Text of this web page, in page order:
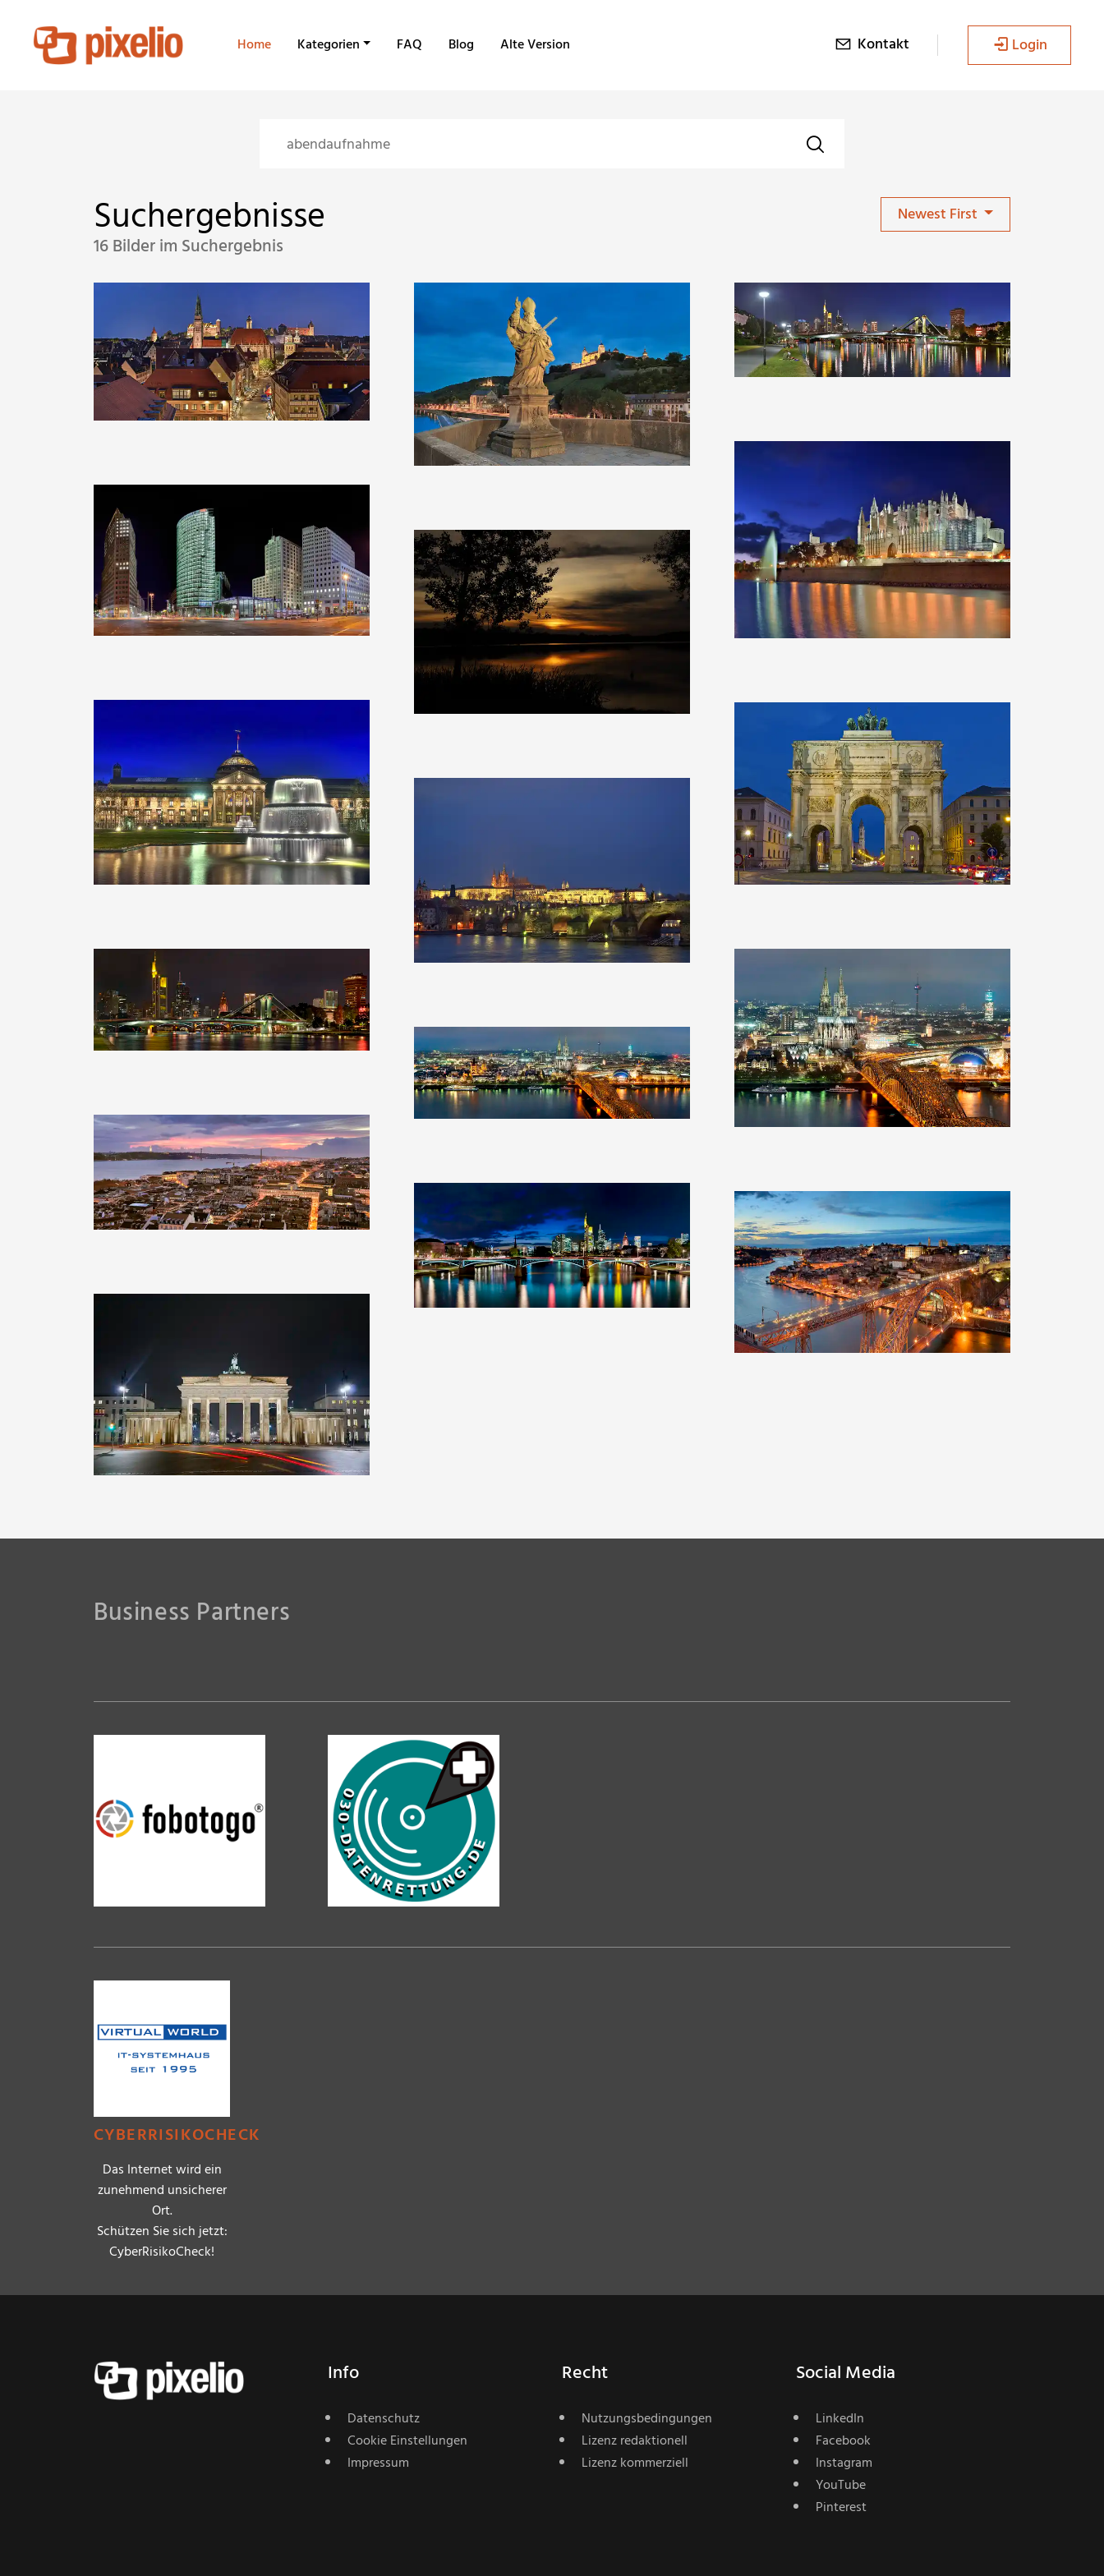
Home Kategorien FAQ Blog Alte Version Kontakt Login
Suchergebnisse
16 Bilder im Suchergebnis
Newest First
Clearlens-Images
Clearlens-Images
Clearlens-Images
Clearlens-Images
zoschke
Clearlens-Images Clearlens-Images
Clearlens-Images
Clearlens-Images
Clearlens-Images
Clearlens-Images
Clearlens-Images
Business Partners
CYBERRISIKOCHECK
Das Internet wird ein
zunehmend unsicherer
Ort.
Schützen Sie sich jetzt:
CyberRisikoCheck!
Info
Datenschutz
Cookie Einstellungen
Impressum
Recht
Nutzungsbedingungen
Lizenz redaktionell
Lizenz kommerziell
Social Media
LinkedIn
Facebook
Instagram
YouTube
Pinterest